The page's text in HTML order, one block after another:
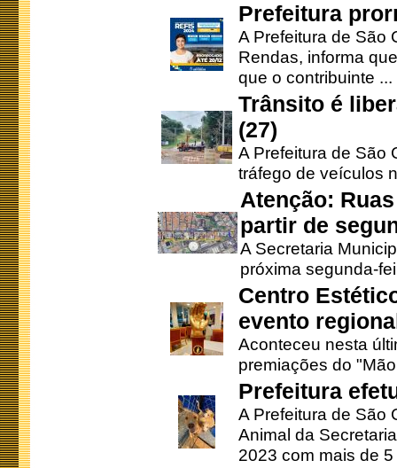
Prefeitura
A Prefeitura de São
Rendas, informa
que o contribuinte ...
Trânsito é
(27)
A Prefeitura de São
tráfego de veículos
Atenção:
partir de
A Secretaria
próxima segunda-
Centro
evento
Aconteceu nesta
premiações do
Prefeitura
A Prefeitura de São
Animal da
2023 com mais de 5